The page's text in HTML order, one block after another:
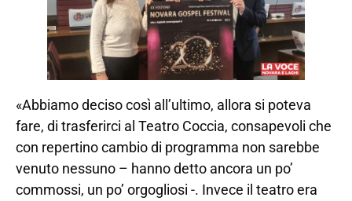
«Abbiamo deciso così all’ultimo, allora si poteva
fare, di trasferirci al Teatro Coccia, consapevoli che
con repertino cambio di programma non sarebbe
venuto nessuno – hanno detto ancora un po’
commossi, un po’ orgogliosi -. Invece il teatro era